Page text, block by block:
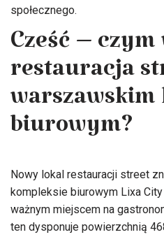
społecznego.
Cześć –
restauracja
warszawskim
biurowym?
Nowy lokal restauracji street
kompleksie biurowym Lixa
ważnym miejscem na
ten dysponuje powierzchnią